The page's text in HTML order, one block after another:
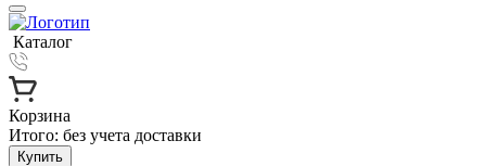
Каталог
Корзина
Итого: без учета доставки
Купить